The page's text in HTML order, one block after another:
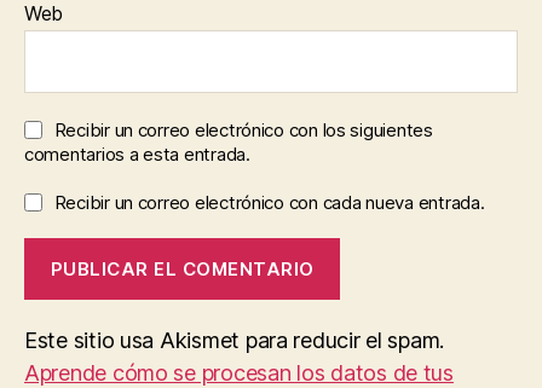
Web
Recibir un correo electrónico con los siguientes
comentarios a esta entrada.
Recibir un correo electrónico con cada nueva entrada.
Este sitio usa Akismet para reducir el spam.
Aprende cómo se procesan los datos de tus